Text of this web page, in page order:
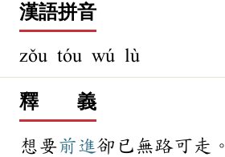
漢語拼音
zǒu tóu wú lù
釋 義
想要前進卻已無路可走。